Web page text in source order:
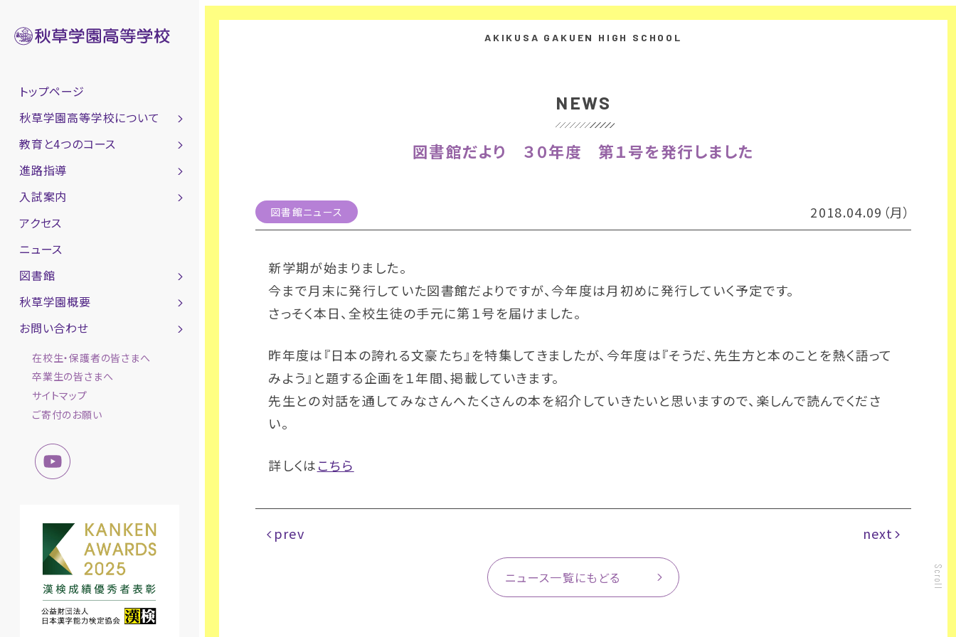
トップページ
秋草学園高等学校について
教育と4つのコース
進路指導
入試案内
アクセス
ニュース
図書館
秋草学園概要
お問い合わせ
在校生・保護者の皆さまへ
卒業生の皆さまへ
サイトマップ
ご寄付のお願い
NEWS
図書館だより ３０年度 第１号を発行しました
図書館ニュース 2018.04.09（月）
新学期が始まりました。
今まで月末に発行していた図書館だよりですが、今年度は月初めに発行していく予定です。
さっそく本日、全校生徒の手元に第１号を届けました。
昨年度は『日本の誇れる文豪たち』を特集してきましたが、今年度は『そうだ、先生方と本のことを熱く語って
みよう』と題する企画を１年間、掲載していきます。
先生との対話を通してみなさんへたくさんの本を紹介していきたいと思いますので、楽しんで読んでくださ
い。
詳しくはこちら
prev next
ニュース一覧にもどる Scroll